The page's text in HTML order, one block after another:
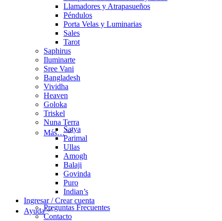
Llamadores y Atrapasueños
Péndulos
Porta Velas y Luminarias
Sales
Tarot
Saphirus
Iluminarte
Sree Vani
Bangladesh
Vividha
Heaven
Goloka
Triskel
Nuna Terra
Más…Satya
Parimal
Ullas
Amogh
Balaji
Govinda
Puro
Indian’s
Ingresar / Crear cuenta
AyudaPreguntas Frecuentes
Contacto